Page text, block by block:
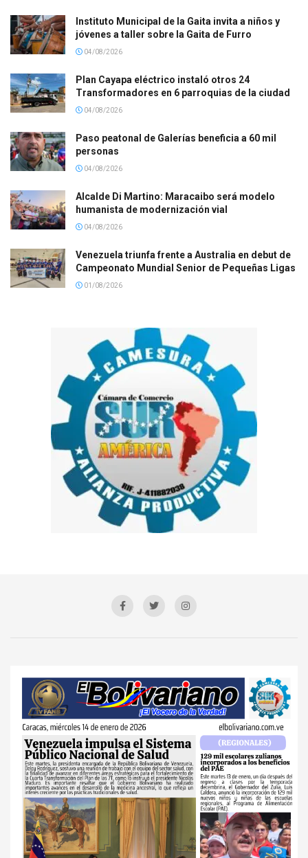
Instituto Municipal de la Gaita invita a niños y
jóvenes a taller sobre la Gaita de Furro
04/08/2026
Plan Cayapa eléctrico instaló otros 24
Transformadores en 6 parroquias de la ciudad
04/08/2026
Paso peatonal de Galerías beneficia a 60 mil
personas
04/08/2026
Alcalde Di Martino: Maracaibo será modelo
humanista de modernización vial
04/08/2026
Venezuela triunfa frente a Australia en debut de
Campeonato Mundial Senior de Pequeñas Ligas
01/08/2026